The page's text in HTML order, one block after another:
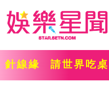
針線緣 請世界吃桌